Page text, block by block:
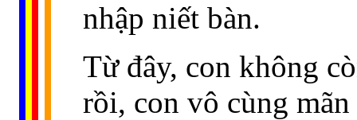
nhập niết bàn.
Từ đây, con không
rồi, con vô cùng